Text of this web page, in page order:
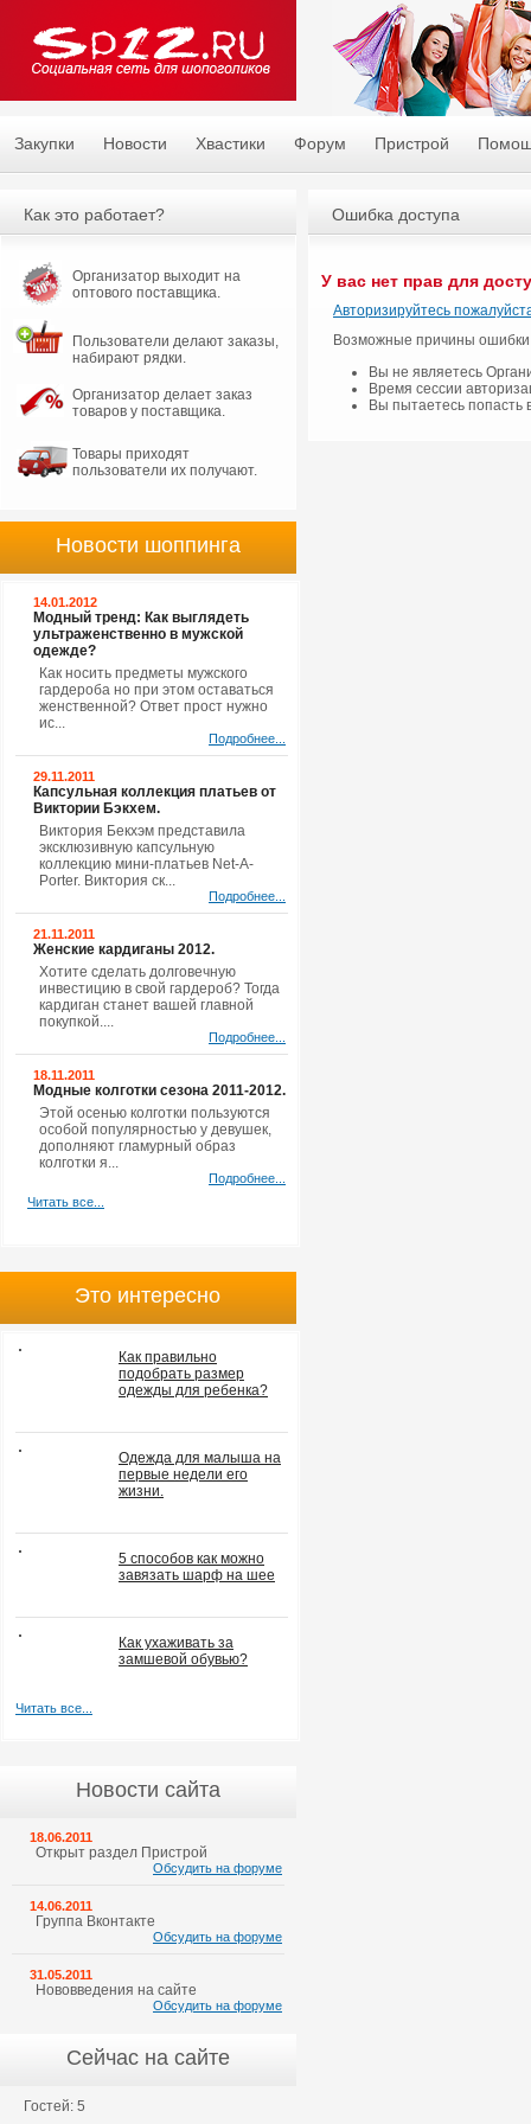
Закупки Новости Хвастики Форум Пристрой
Ошибка доступа
У вас нет прав для
Авторизируйтесь
Возможные причины
Вы не являетесь
Время сессии
Вы пытаетесь попасть
Как это работает?
Организатор выходит на
оптового поставщика.
Пользователи делают заказы,
набирают рядки.
Организатор делает заказ
товаров у поставщика.
Товары приходят
пользователи их получают.
Новости шоппинга
14.01.2012
Модный тренд: Как выглядеть
ультраженственно в мужской
одежде?
Как носить предметы мужского
гардероба но при этом оставаться
женственной? Ответ прост нужно
ис...
Подробнее...
29.11.2011
Капсульная коллекция платьев от
Виктории Бэкхем.
Виктория Бекхэм представила
эксклюзивную капсульную
коллекцию мини-платьев Net-A-
Porter. Виктория ск...
Подробнее...
21.11.2011
Женские кардиганы 2012.
Хотите сделать долговечную
инвестицию в свой гардероб? Тогда
кардиган станет вашей главной
покупкой....
Подробнее...
18.11.2011
Модные колготки сезона 2011-2012.
Этой осенью колготки пользуются
особой популярностью у девушек,
дополняют гламурный образ
колготки я...
Подробнее...
Читать все...
Это интересно
Как правильно
подобрать размер
одежды для ребенка?
Одежда для малыша на
первые недели его
жизни.
5 способов как можно
завязать шарф на шее
Как ухаживать за
замшевой обувью?
Читать все...
Новости сайта
18.06.2011
Открыт раздел Пристрой
Обсудить на форуме
14.06.2011
Группа Вконтакте
Обсудить на форуме
31.05.2011
Нововведения на сайте
Обсудить на форуме
Сейчас на сайте
Гостей: 5